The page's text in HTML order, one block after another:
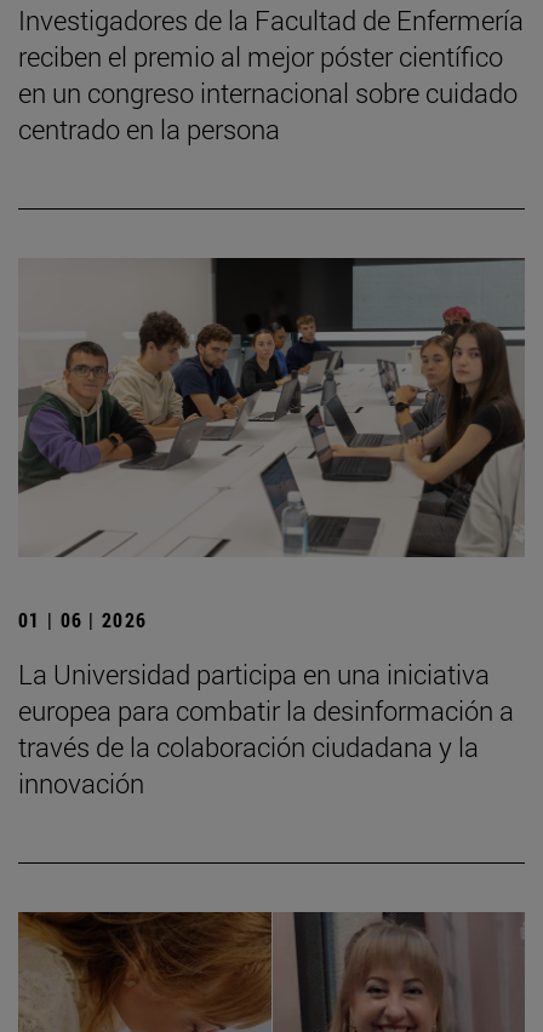
Investigadores de la Facultad de Enfermería
reciben el premio al mejor póster científico
en un congreso internacional sobre cuidado
centrado en la persona
01 | 06 | 2026
La Universidad participa en una iniciativa
europea para combatir la desinformación a
través de la colaboración ciudadana y la
innovación